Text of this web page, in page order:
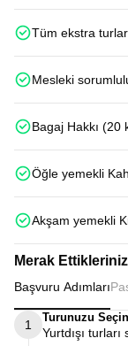
Tüm ekstra turlar
Mesleki
Bagaj Hakkı (20
Öğle yemekli
Akşam yemekli
Merak Ettikleriniz
Başvuru Adımları
1
Turunuzu
Yurtdışı